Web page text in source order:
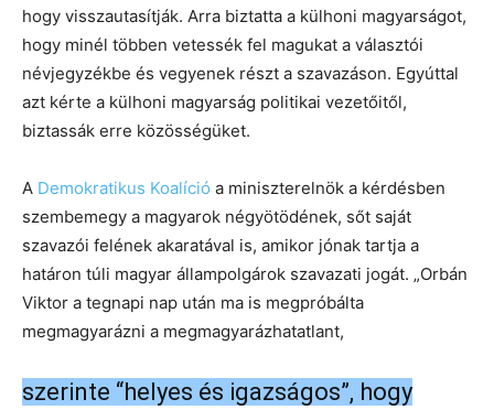
hogy visszautasítják. Arra biztatta a külhoni magyarságot,
hogy minél többen vetessék fel magukat a választói
névjegyzékbe és vegyenek részt a szavazáson. Egyúttal
azt kérte a külhoni magyarság politikai vezetőitől,
biztassák erre közösségüket.
A Demokratikus Koalíció a miniszterelnök a kérdésben
szembemegy a magyarok négyötödének, sőt saját
szavazói felének akaratával is, amikor jónak tartja a
határon túli magyar állampolgárok szavazati jogát. „Orbán
Viktor a tegnapi nap után ma is megpróbálta
megmagyarázni a megmagyarázhatatlant,
szerinte “helyes és igazságos”, hogy